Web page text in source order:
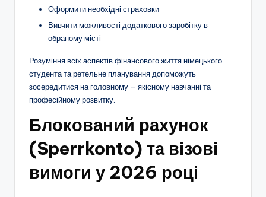
Оформити необхідні страховки
Вивчити можливості додаткового заробітку в
обраному місті
Розуміння всіх аспектів фінансового життя німецького
студента та ретельне планування допоможуть
зосередитися на головному – якісному навчанні та
професійному розвитку.
Блокований рахунок
(Sperrkonto) та візові
вимоги у 2026 році